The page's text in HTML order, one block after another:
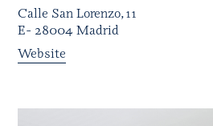
Calle San Lorenzo, 11
E- 28004 Madrid
Website